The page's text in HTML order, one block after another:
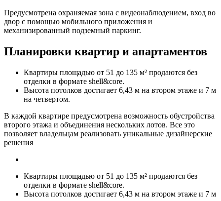
Предусмотрена охраняемая зона с видеонаблюдением, вход во
двор с помощью мобильного приложения и
механизированный подземный паркинг.
Планировки квартир и апартаментов
Квартиры площадью от 51 до 135 м² продаются без
отделки в формате shell&core.
Высота потолков достигает 6,43 м на втором этаже и 7 м
на четвертом.
В каждой квартире предусмотрена возможность обустройства
второго этажа и объединения нескольких лотов. Все это
позволяет владельцам реализовать уникальные дизайнерские
решения
Квартиры площадью от 51 до 135 м² продаются без
отделки в формате shell&core.
Высота потолков достигает 6,43 м на втором этаже и 7 м